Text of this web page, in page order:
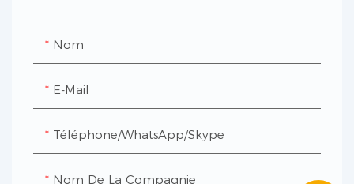
Nom
E-Mail
Téléphone/WhatsApp/Skype
Nom De La Compagnie